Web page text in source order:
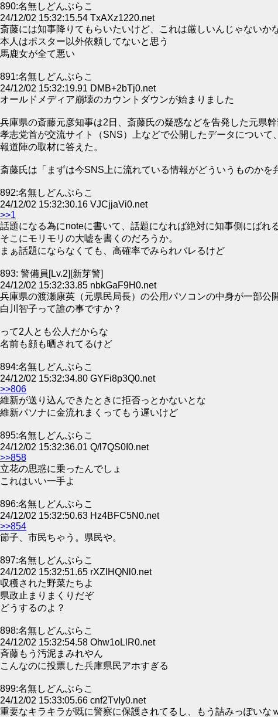
890:名無しどんぶらこ
24/12/02 15:32:15.54 TxAXz1220.net
斎藤には知事降りてもらいたいけど、これは厳しいんじゃないか
本人はポスター以外依頼してないと思う
馬鹿女が全て悪い
891:名無しどんぶらこ
24/12/02 15:32:19.91 DMB+2bTj0.net
オールドメディア崩壊のカウントダウンが始まりました
兵庫県の斎藤元彦知事は2日、斎藤氏の疑惑などを告発した元県
孝志党首が交流サイト（SNS）上などで公開したデータについ
報道陣の取材に答えた。
斎藤氏は「まずは今SNS上に流れている情報がどういうものか
892:名無しどんぶらこ
24/12/02 15:32:30.16 VJCjjaVi0.net
>>1
話題になる為にnoteに書いて、話題になれば絶対に知事側にばれる
そこにモリモリの大嘘を書くのだろうか。
まぁ話題にならなくても、高確率でみられバレるけど
893: 警備員[Lv.2][新芽警]
24/12/02 15:32:33.85 nbkGaF9H0.net
兵庫県の渡瀬康英（元県民局長）の公用パソコンの中身が一部公
白川智子って誰の事ですか？
って2人とも公人だからな
名前も顔も晒されてるけど
894:名無しどんぶらこ
24/12/02 15:32:34.80 GYFi8p3Q0.net
>>806
維新が送り込んできたときに拒否っとかないとな
維新パソナに金流れまくってもう遅いけど
895:名無しどんぶらこ
24/12/02 15:32:36.01 Q/l7QS0I0.net
>>858
立花の思惑に乗ったんでしょ
これはいい一手よ
896:名無しどんぶらこ
24/12/02 15:32:50.63 Hz4BFC5N0.net
>>854
節子、市民ちゃう。県民や。
897:名無しどんぶらこ
24/12/02 15:32:51.65 rXZIHQNl0.net
収穫された野菜たちよ
県政止まりまくりだぞ
どうするのよ？
898:名無しどんぶらこ
24/12/02 15:32:54.58 Ohw1oLlR0.net
斉藤もう汚泥まみれやん
こんなのに投票した兵庫県民アホすぎる
899:名無しどんぶらこ
24/12/02 15:33:05.66 cnf2TvIy0.net
重要なキラキラが既に警察に保護されてるし、もう詰みっぽいな